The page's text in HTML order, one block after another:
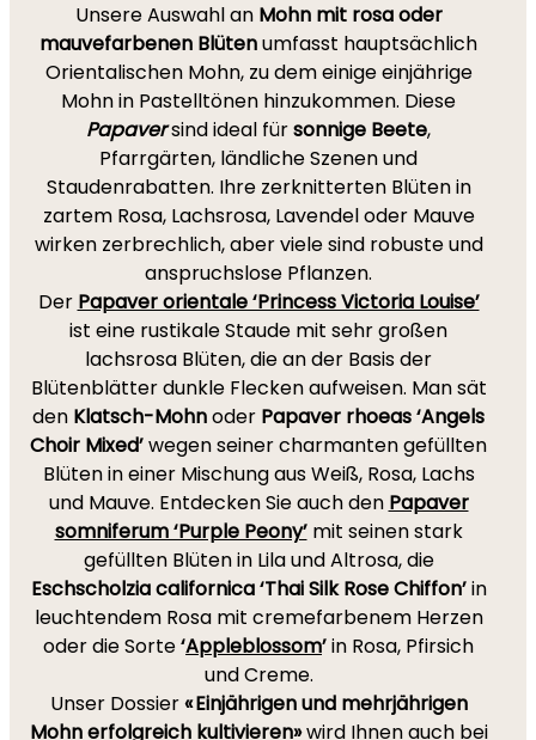
Unsere Auswahl an Mohn mit rosa oder
mauvefarbenen Blütenumfasst hauptsächlich
Orientalischen Mohn, zu dem einige einjährige
Mohn in Pastelltönen hinzukommen. Diese
Papaversind ideal fürsonnige Beete,
Pfarrgärten, ländliche Szenen und
Staudenrabatten. Ihre zerknitterten Blüten in
zartem Rosa, Lachsrosa, Lavendel oder Mauve
wirken zerbrechlich, aber viele sind robuste und
anspruchslose Pflanzen.
Der Papaver orientale ‘Princess Victoria Louise’
ist eine rustikale Staude mit sehr großen
lachsrosa Blüten, die an der Basis der
Blütenblätter dunkle Flecken aufweisen. Man sät
den Klatsch-Mohnoder Papaver rhoeas ‘Angels
Choir Mixed’wegen seiner charmanten gefüllten
Blüten in einer Mischung aus Weiß, Rosa, Lachs
und Mauve. Entdecken Sie auch den Papaver
somniferum ‘Purple Peony’mit seinen stark
gefüllten Blüten in Lila und Altrosa, die
Eschscholzia californica ‘Thai Silk Rose Chiffon’in
leuchtendem Rosa mit cremefarbenem Herzen
oder die Sorte‘Appleblossom’in Rosa, Pfirsich
und Creme.
Unser Dossier« Einjährigen und mehrjährigen
Mohn erfolgreich kultivieren»wird Ihnen auch bei